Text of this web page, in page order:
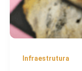
Infraestrutura